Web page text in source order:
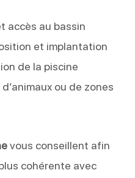
accès au bassin
et implantation
de la piscine
ou de zones
vous conseillent afin
cohérente avec